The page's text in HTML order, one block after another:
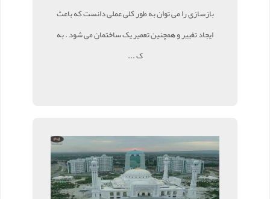
بازسازی را می توان به طور کلی عملی دانست که باعث
ایجاد تغییر و همچنین تعمیر یک ساختمان می شود . به
ک ...